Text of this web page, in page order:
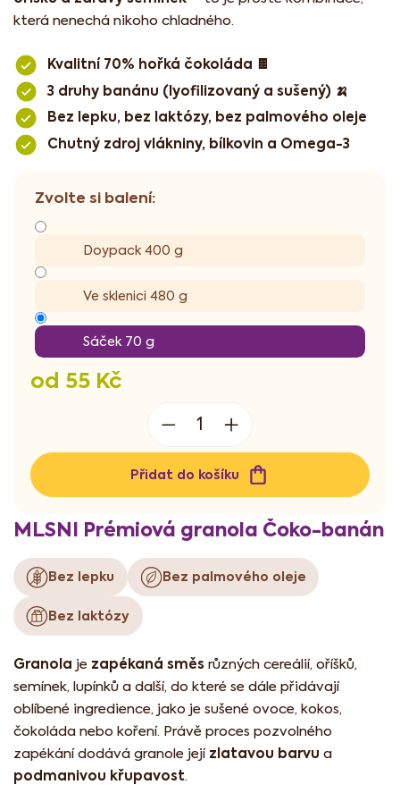
od 55 Kč
Doypack 400 g
Ve sklenici 480 g
Sáček 70 g
Přidat do košíku
která nenechá nikoho chladného.
Kvalitní 70% hořká čokoláda 🍫
3 druhy banánu (lyofilizovaný a sušený) 🍌
Bez lepku, bez laktózy, bez palmového oleje
Chutný zdroj vlákniny, bílkovin a Omega-3
MLSNI Prémiová granola Čoko-banán
Bez lepku Bez palmového oleje
Bez laktózy
Granola je zapékaná směs různých cereálií, oříšků,
semínek, lupínků a další, do které se dále přidávají
oblíbené ingredience, jako je sušené ovoce, kokos,
čokoláda nebo koření. Právě proces pozvolného
zapékání dodává granole její zlatavou barvu a
podmanivou křupavost.